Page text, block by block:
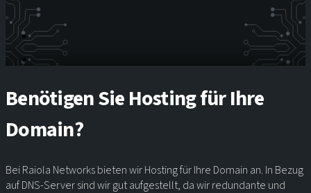
Benötigen Sie Hosting für Ihre
Domain?
Bei Raiola Networks bieten wir Hosting für Ihre Domain an. In Bezug
auf DNS-Server sind wir gut aufgestellt, da wir redundante und